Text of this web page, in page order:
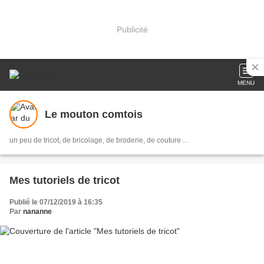
Publicité
MENU
Le mouton comtois
un peu de tricot, de bricolage, de broderie, de couture ...
Mes tutoriels de tricot
Publié le 07/12/2019 à 16:35
Par nananne